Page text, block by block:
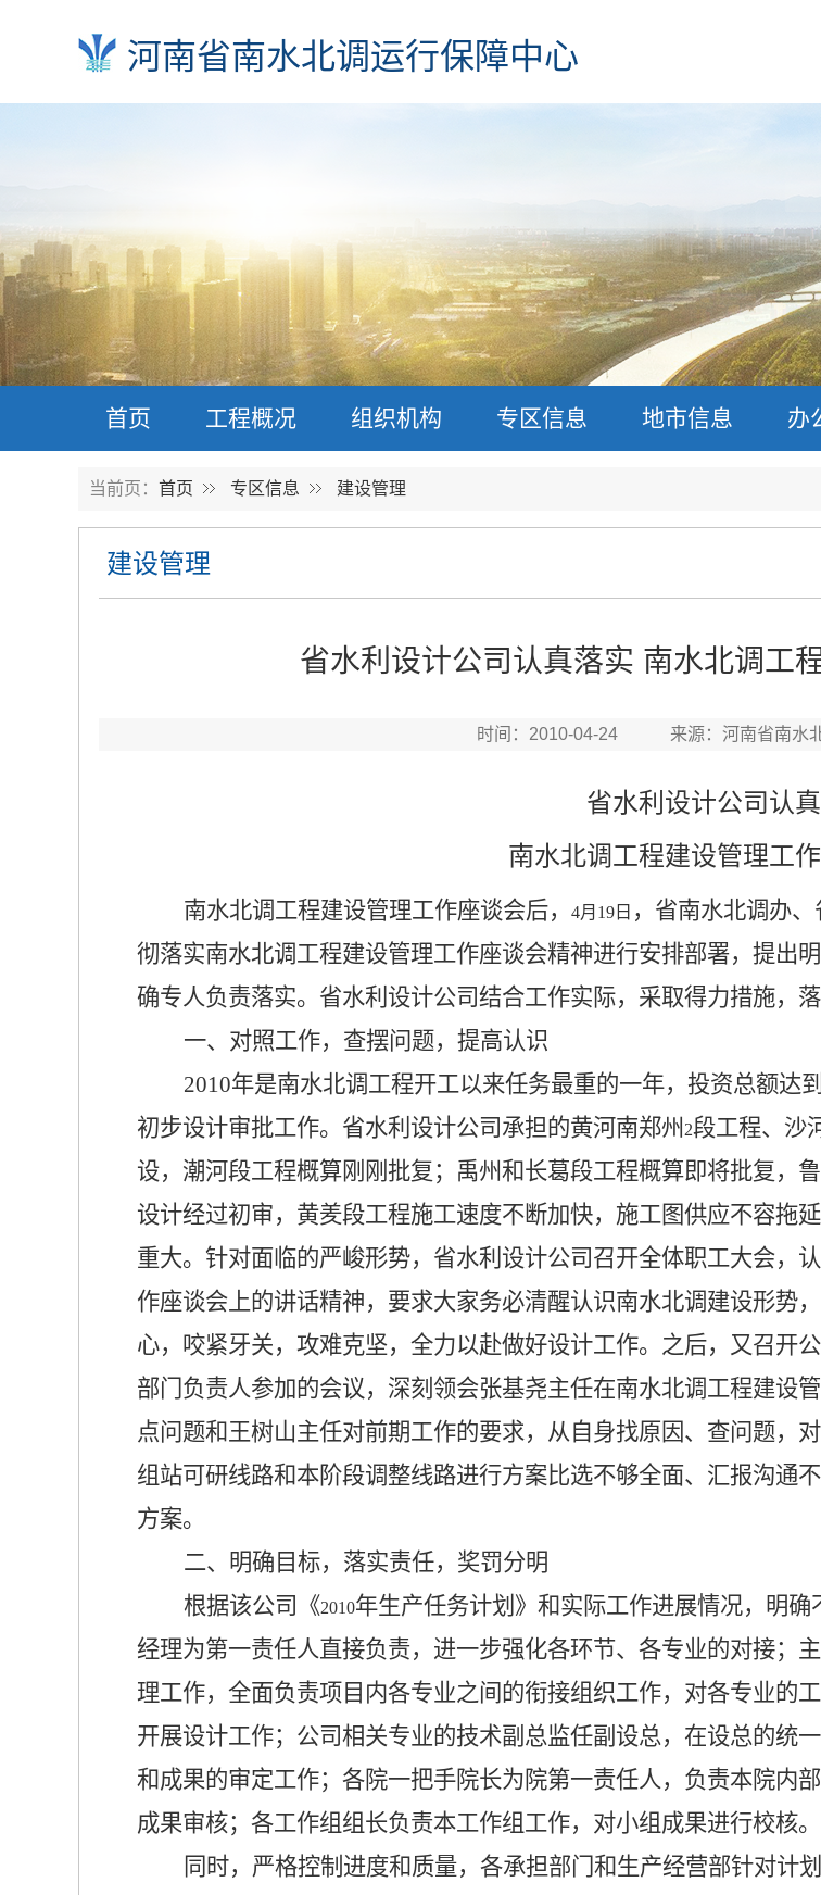
河南省南水北调运行保障中心
首页 工程概况 组织机构 专区信息 地市信息 办
当前页： 首页 专区信息 建设管理
建设管理
省水利设计公司认真落实 南水北调工
时间：2010-04-24 来源：河南省南
省水利设计公司认
南水北调工程建设管理工
南水北调工程建设管理工作座谈会后， 4月 19日 ，省南水北调办
彻落实南水北调工程建设管理工作座谈会精神进行安排部署，提出
确专人负责落实。省水利设计公司结合工作实际，采取得力措施，
一、对照工作，查摆问题，提高认识
2010年是南水北调工程开工以来任务最重的一年，投资总额达到
初步设计审批工作。省水利设计公司承担的黄河南郑州 2段工程、沙
设，潮河段工程概算刚刚批复；禹州和长葛段工程概算即将批复，
设计经过初审，黄羑段工程施工速度不断加快，施工图供应不容拖
重大。针对面临的严峻形势，省水利设计公司召开全体职工大会，
作座谈会上的讲话精神，要求大家务必清醒认识南水北调建设形势
心，咬紧牙关，攻难克坚，全力以赴做好设计工作。之后，又召开
部门负责人参加的会议，深刻领会张基尧主任在南水北调工程建设
点问题和王树山主任对前期工作的要求，从自身找原因、查问题，对
组站可研线路和本阶段调整线路进行方案比选不够全面、汇报沟通
方案。
二、明确目标，落实责任，奖罚分明
根据该公司《2010年生产任务计划》和实际工作进展情况，明
经理为第一责任人直接负责，进一步强化各环节、各专业的对接；
理工作，全面负责项目内各专业之间的衔接组织工作，对各专业的
开展设计工作；公司相关专业的技术副总监任副设总，在设总的统
和成果的审定工作；各院一把手院长为院第一责任人，负责本院内
成果审核；各工作组组长负责本工作组工作，对小组成果进行校核。
同时，严格控制进度和质量，各承担部门和生产经营部针对计